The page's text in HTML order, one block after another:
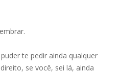
te pedir ainda qualquer
se você, sei lá, ainda